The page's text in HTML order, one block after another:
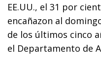
EE.UU., el 31 por
encañazon al
de los últimos cinco
el Departamento de